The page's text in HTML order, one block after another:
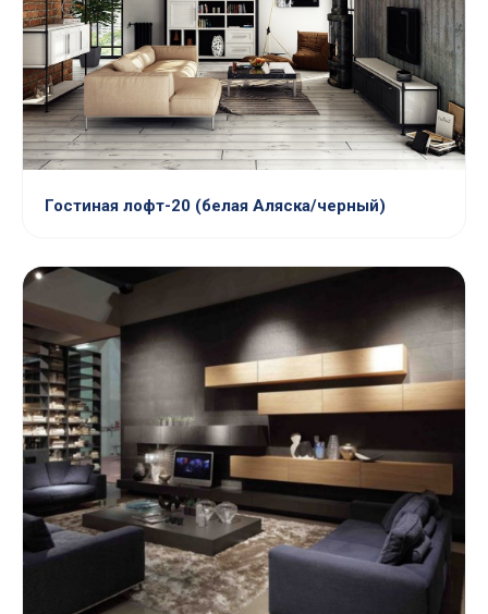
Гостиная лофт-20 (белая Аляска/черный)